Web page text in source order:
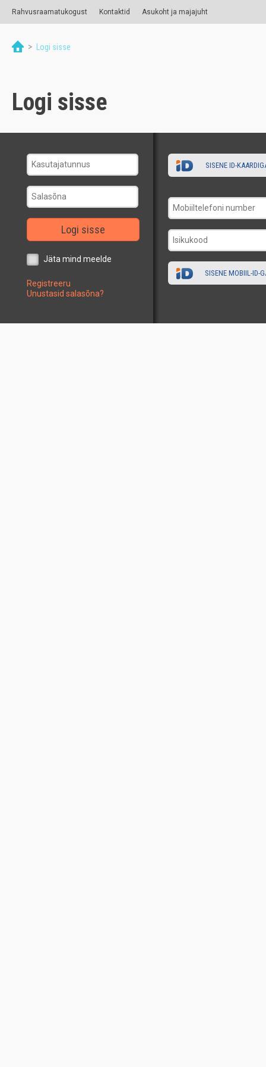
Rahvusraamatukogust Kontaktid Asukoht ja majajuht
> Logi sisse
Logi sisse
Logi sisse
Jäta mind meelde
Registreeru
Unustasid salasõna?
SISENE ID-
SISENE MOBIIL-ID-